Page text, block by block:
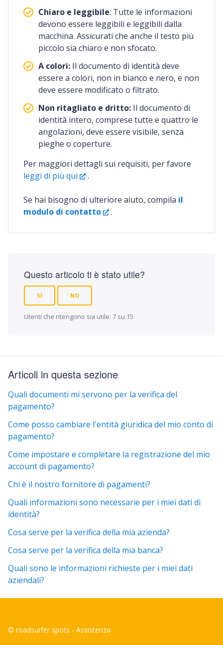
Chiaro e leggibile: Tutte le informazioni
devono essere leggibili e leggibili dalla
macchina. Assicurati che anche il testo più
piccolo sia chiaro e non sfocato.
A colori: Il documento di identità deve
essere a colori, non in bianco e nero, e non
deve essere modificato o filtrato.
Non ritagliato e dritto: Il documento di
identità intero, comprese tutte e quattro le
angolazioni, deve essere visibile, senza
pieghe o coperture.
Per maggiori dettagli sui requisiti, per favore
leggi di più qui
.
Se hai bisogno di ulteriore aiuto, compila il
modulo di contatto
.
Questo articolo ti è stato utile?
SÌ NO
Utenti che ritengono sia utile: 7 su 15
Articoli in questa sezione
Quali documenti mi servono per la verifica del
pagamento?
Come posso cambiare l'entità giuridica del mio conto di
pagamento?
Come impostare e completare la registrazione del mio
account di pagamento?
Chi è il nostro fornitore di pagamenti?
Quali informazioni sono necessarie per i miei dati di
identità?
Cosa serve per la verifica della mia azienda?
Cosa serve per la verifica della mia banca?
Quali sono le informazioni richieste per i miei dati
aziendali?
© roadsurfer spots - Assistenza